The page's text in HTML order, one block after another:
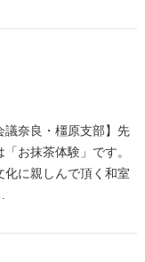
議奈良・橿原支部】先
お抹茶体験」です。
化に親しんで頂く和室